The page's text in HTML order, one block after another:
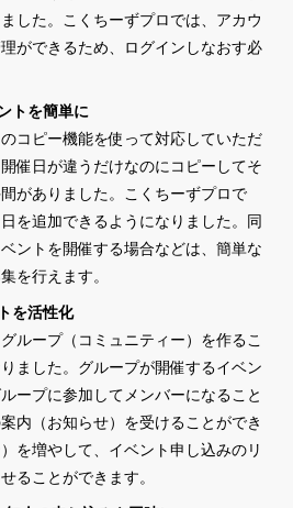
した。こくちーずプロでは、アカウ
ができるため、ログインしなおす必
トを簡単に
コピー機能を使って対応していただ
催日が違うだけなのにコピーしてそ
がありました。こくちーずプロで
を追加できるようになりました。同
ントを開催する場合などは、簡単な
を行えます。
を活性化
ループ（コミュニティー）を作るこ
ました。グループが開催するイベン
ープに参加してメンバーになること
内（お知らせ）を受けることができ
を増やして、イベント申し込みのリ
ることができます。